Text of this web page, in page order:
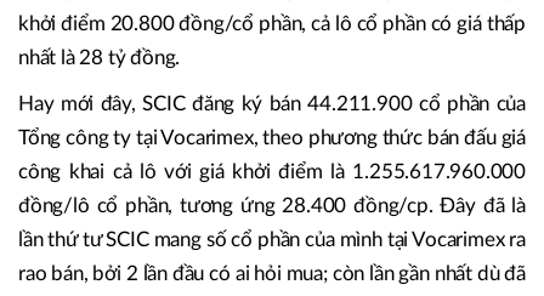
khởi điểm 20.800 đồng/cổ phần, cả lô cổ phần có giá thấp
nhất là 28 tỷ đồng.
Hay mới đây, SCIC đăng ký bán 44.211.900 cổ phần của
Tổng công ty tại Vocarimex, theo phương thức bán đấu giá
công khai cả lô với giá khởi điểm là 1.255.617.960.000
đồng/lô cổ phần, tương ứng 28.400 đồng/cp. Đây đã là
lần thứ tư SCIC mang số cổ phần của mình tại Vocarimex ra
rao bán, bởi 2 lần đầu có ai hỏi mua; còn lần gần nhất dù đã